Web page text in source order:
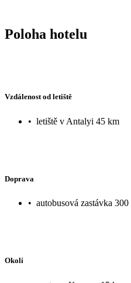
Poloha hotelu
Vzdálenost od letiště
• letiště v Antalyi 45 km
Doprava
• autobusová zastávka 300
Okolí